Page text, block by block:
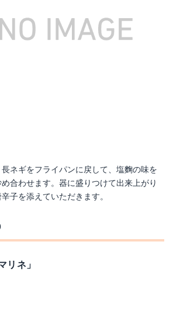
ネギをフライパンに戻して、塩麴の味を
合わせます。器に盛りつけて出来上がり
子を添えていただきます。
リネ」